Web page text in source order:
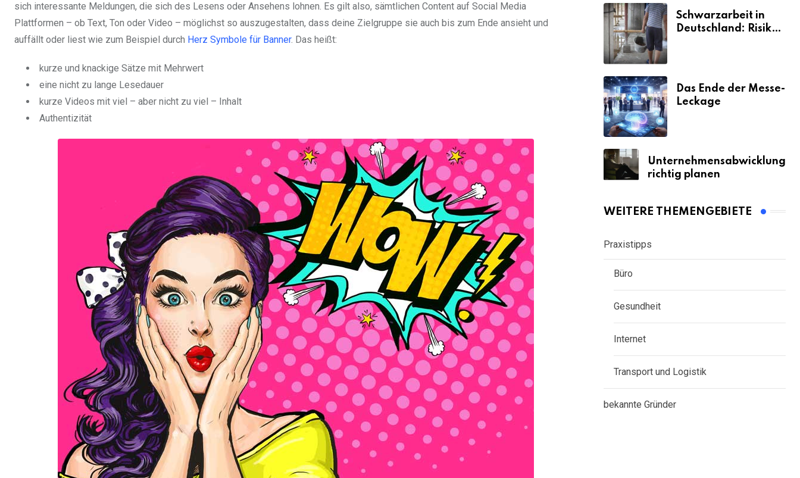
sich interessante Meldungen, die sich des Lesens oder Ansehens lohnen. Es gilt also, sämtlichen Content auf Social Media
Plattformen – ob Text, Ton oder Video – möglichst so auszugestalten, dass deine Zielgruppe sie auch bis zum Ende ansieht und
auffällt oder liest wie zum Beispiel durch Herz Symbole für Banner. Das heißt:
kurze und knackige Sätze mit Mehrwert
eine nicht zu lange Lesedauer
kurze Videos mit viel – aber nicht zu viel – Inhalt
Authentizität
Schwarzarbeit in
Deutschland: Risiken
Das Ende der Messe-
Leckage
Unternehmensabwicklung
richtig planen
WEITERE THEMENGEBIETE
Praxistipps
Büro
Gesundheit
Internet
Transport und Logistik
bekannte Gründer